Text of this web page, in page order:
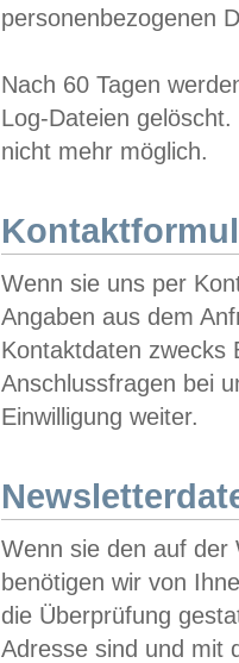
personenbezogenen
Nach 60 Tagen
Log-Dateien
nicht mehr möglich.
Wenn sie uns per
Angaben aus dem
Kontaktdaten zwecks
Anschlussfragen bei
Einwilligung weiter.
Wenn sie den auf der
benötigen wir von
die Überprüfung
Adresse sind und mit